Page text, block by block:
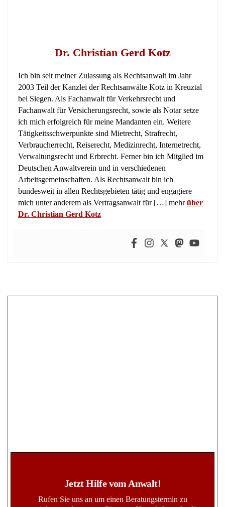
Dr. Christian Gerd Kotz
2003 Teil der Kanzlei der Rechtsanwälte Kotz in Kreuztal
bei Siegen. Als Fachanwalt für Verkehrsrecht und
Fachanwalt für Versicherungsrecht, sowie als Notar setze
ich mich erfolgreich für meine Mandanten ein. Weitere
Tätigkeitsschwerpunkte sind Mietrecht, Strafrecht,
Verbraucherrecht, Reiserecht, Medizinrecht, Internetrecht,
Verwaltungsrecht und Erbrecht. Ferner bin ich Mitglied im
Deutschen Anwaltverein und in verschiedenen
Arbeitsgemeinschaften. Als Rechtsanwalt bin ich
bundesweit in allen Rechtsgebieten tätig und engagiere
mich unter anderem als Vertragsanwalt für […] mehrüber
Dr. Christian Gerd Kotz
vereinbaren oder nutzen Sie unser Kontaktformular für